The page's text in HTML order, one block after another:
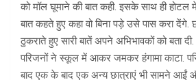
को मॉल घूमाने की बात कही. इसके साथ ही
बात कहते हुए कहा वो बिना पड़े उसे पास करा देंगे.
ठुकराते हुए सारी बातें अपने अभिभावकों को बता
परिजनों ने स्कूल में आकर जमकर हंगामा काटा.
बाद एक के बाद एक अन्य छात्राएं भी सामने आईं